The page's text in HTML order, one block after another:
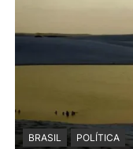
BRASIL POLÍTICA